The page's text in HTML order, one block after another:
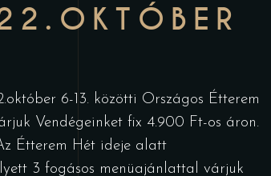
6-13. közötti Országos Étterem
Vendégeinket fix 4.900 Ft-os áron.
Étterem Hét ideje alatt
3 fogásos menüajánlattal várjuk